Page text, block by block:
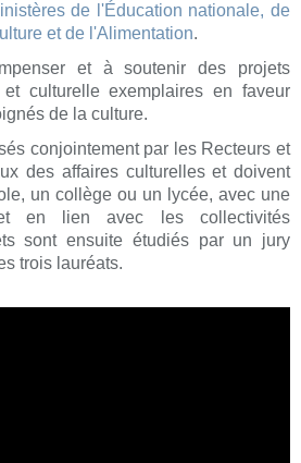
de l'Éducation nationale, de
et de l'Alimentation.
et à soutenir des projets
et culturelle exemplaires en faveur
de la culture.
conjointement par les Recteurs et
des affaires culturelles et doivent
un collège ou un lycée, avec une
en lien avec les collectivités
sont ensuite étudiés par un jury
trois lauréats.